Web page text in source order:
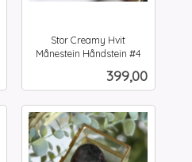
Stor Creamy Hvit
Månestein Håndstein #4
Pris
399,00